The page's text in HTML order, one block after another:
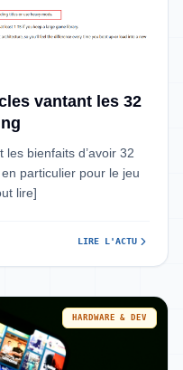
vantant les 32
bienfaits d’avoir 32
particulier pour le jeu
lire]
LIRE L'ACTU
HARDWARE & DEV